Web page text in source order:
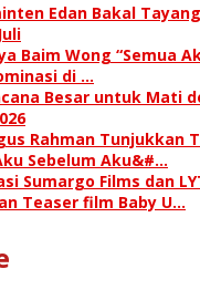
Edan Bakal
Baim Wong “Semua
di …
Besar untuk Mati
Rahman Tunjukkan
Sebelum Aku&#…
Sumargo Films dan
Teaser film Baby U…